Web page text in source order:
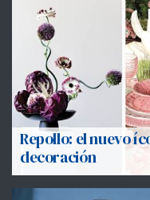
Repollo: el nuevo
decoración